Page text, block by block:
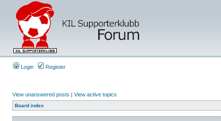
Login Register
View unanswered posts | View active topics
Board index